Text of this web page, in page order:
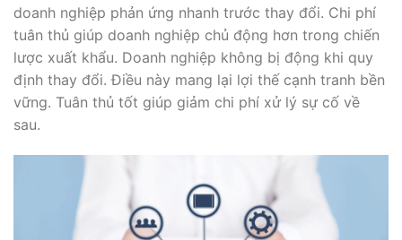
doanh nghiệp phản ứng nhanh trước thay đổi. Chi phí
tuân thủ giúp doanh nghiệp chủ động hơn trong chiến
lược xuất khẩu. Doanh nghiệp không bị động khi quy
định thay đổi. Điều này mang lại lợi thế cạnh tranh bền
vững. Tuân thủ tốt giúp giảm chi phí xử lý sự cố về
sau.